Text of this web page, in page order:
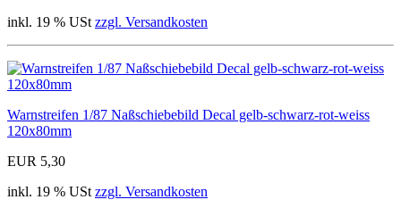
inkl. 19 % USt zzgl. Versandkosten
Warnstreifen 1/87 Naßschiebebild Decal gelb-schwarz-rot-weiss
120x80mm
EUR 5,30
inkl. 19 % USt zzgl. Versandkosten